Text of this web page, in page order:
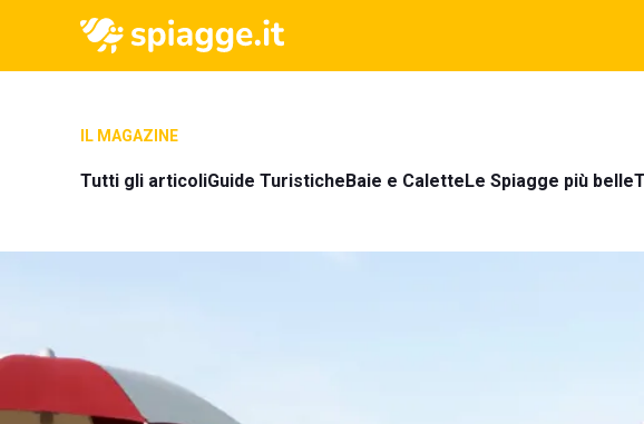
IL MAGAZINE
Tutti gli articoliGuide TuristicheBaie e CaletteLe Spiagge più belle